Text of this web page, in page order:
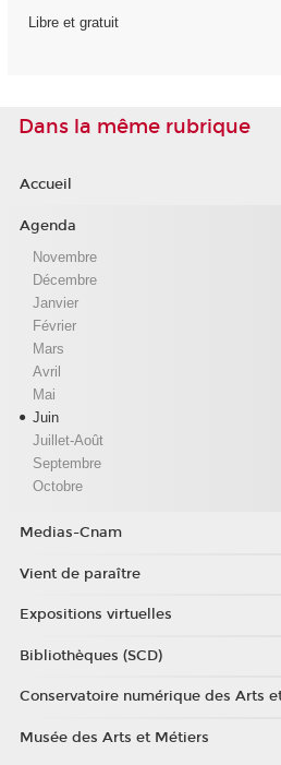
Libre et gratuit
Dans la même rubrique
Accueil
Agenda
Novembre
Décembre
Janvier
Février
Mars
Avril
Mai
Juin
Juillet-Août
Septembre
Octobre
Medias-Cnam
Vient de paraître
Expositions virtuelles
Bibliothèques (SCD)
Conservatoire numérique des Arts
Musée des Arts et Métiers